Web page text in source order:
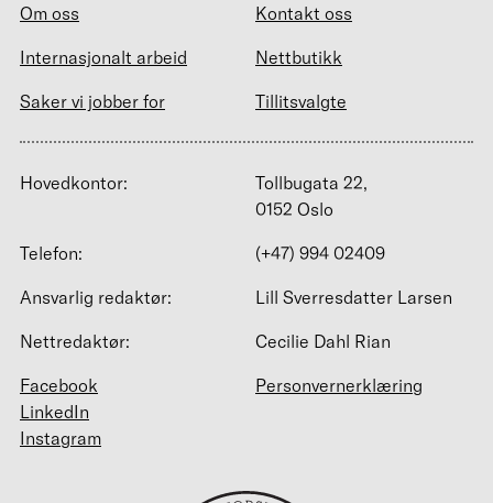
Om oss
Kontakt oss
Internasjonalt arbeid
Nettbutikk
Saker vi jobber for
Tillitsvalgte
Hovedkontor:
Tollbugata 22,
0152 Oslo
Telefon:
(+47) 994 02409
Ansvarlig redaktør:
Lill Sverresdatter Larsen
Nettredaktør:
Cecilie Dahl Rian
Facebook
LinkedIn
Instagram
Personvernerklæring